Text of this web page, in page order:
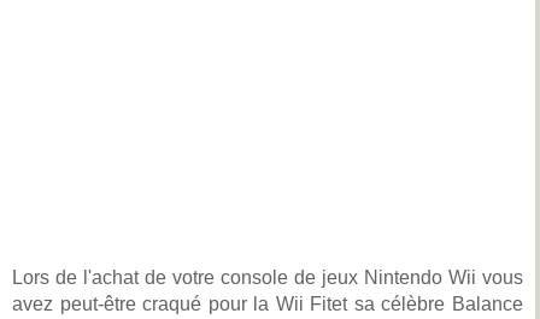
Lors de l'achat de votre console de jeux Nintendo Wii vous
avez peut-être craqué pour la Wii Fitet sa célèbre Balance